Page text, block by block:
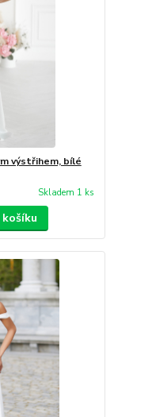
výstřihem, bílé
Skladem 1 ks